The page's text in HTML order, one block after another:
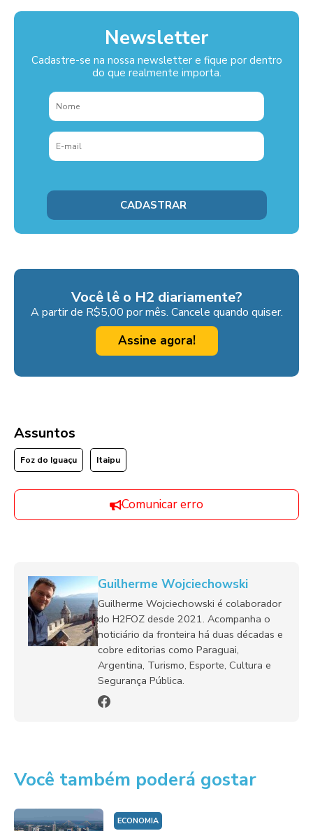
Newsletter
Cadastre-se na nossa newsletter e fique por dentro
do que realmente importa.
Você lê o H2 diariamente?
A partir de R$5,00 por mês. Cancele quando quiser.
Assine agora!
Assuntos
Foz do Iguaçu Itaipu
Comunicar erro
Guilherme Wojciechowski
Guilherme Wojciechowski é colaborador
do H2FOZ desde 2021. Acompanha o
noticiário da fronteira há duas décadas e
cobre editorias como Paraguai,
Argentina, Turismo, Esporte, Cultura e
Segurança Pública.
Você também poderá gostar
ECONOMIA